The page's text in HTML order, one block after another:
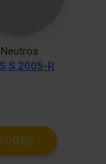
Neutros
S 2005-R